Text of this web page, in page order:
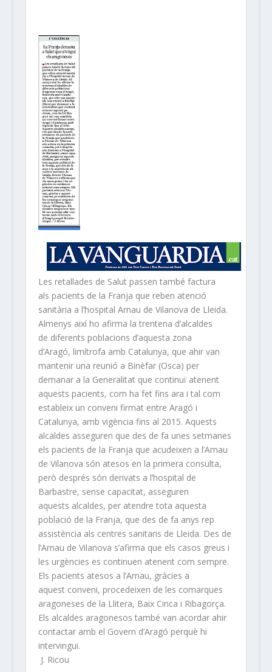
Les retallades de Salut passen també factura
als pacients de la Franja que reben atenció
sanitària a l’hospital Arnau de Vilanova de Lleida.
Almenys així ho afirma la trentena d’alcaldes
de diferents poblacions d’aquesta zona
d’Aragó, limítrofa amb Catalunya, que ahir van
mantenir una reunió a Binèfar (Osca) per
demanar a la Generalitat que continuï atenent
aquests pacients, com ha fet fins ara i tal com
estableix un conveni firmat entre Aragó i
Catalunya, amb vigència fins al 2015. Aquests
alcaldes asseguren que des de fa unes setmanes
els pacients de la Franja que acudeixen a l’Arnau
de Vilanova són atesos en la primera consulta,
però després són derivats a l’hospital de
Barbastre, sense capacitat, asseguren
aquests alcaldes, per atendre tota aquesta
població de la Franja, que des de fa anys rep
assistència als centres sanitaris de Lleida. Des de
l’Arnau de Vilanova s’afirma que els casos greus i
les urgències es continuen atenent com sempre.
Els pacients atesos a l’Arnau, gràcies a
aquest conveni, procedeixen de les comarques
aragoneses de la Llitera, Baix Cinca i Ribagorça.
Els alcaldes aragonesos també van acordar ahir
contactar amb el Govern d’Aragó perquè hi
intervingui.
J. Ricou